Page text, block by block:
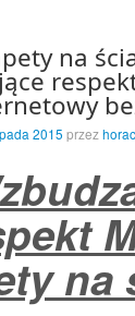
na
2015 przez
na